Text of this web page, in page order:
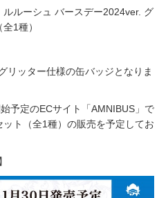
ルーシュ バースデー2024ver. グ
1種）
リッター仕様の缶バッジとなりま
予定のECサイト「AMNIBUS」で
ト（全1種）の販売を予定してお